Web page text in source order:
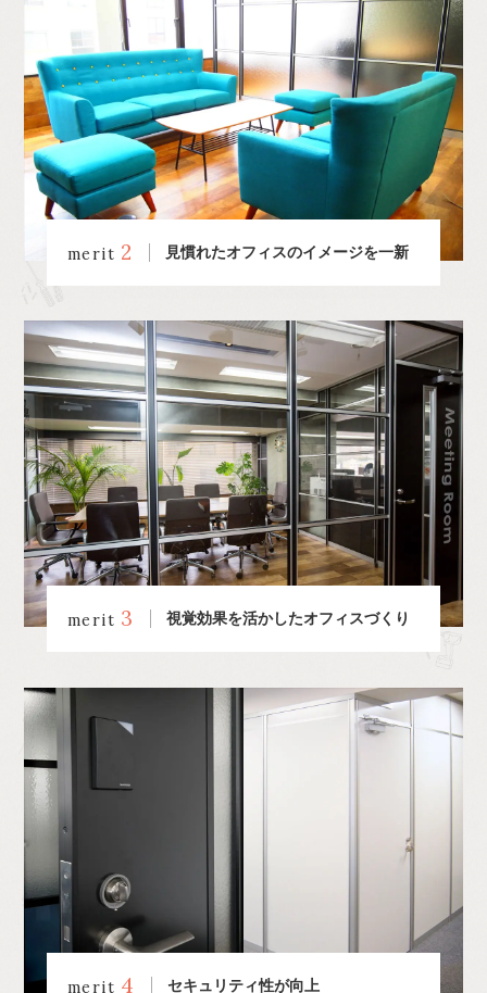
merit 2 見慣れたオフィスのイメージを一新
merit 3 視覚効果を活かしたオフィスづくり
merit 4 セキュリティ性が向上